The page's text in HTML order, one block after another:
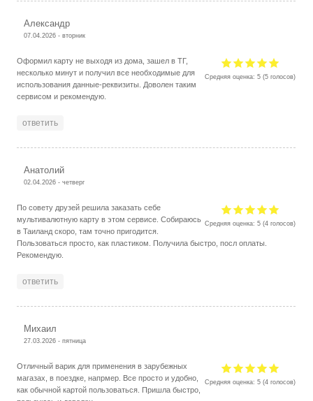
Александр
07.04.2026 - вторник
Средняя оценка:5 (5 голосов)
Оформил карту не выходя из дома, зашел в ТГ,
несколько минут и получил все необходимые для
использования данные-реквизиты. Доволен таким
сервисом и рекомендую.
ответить
Анатолий
02.04.2026 - четверг
Средняя оценка:5 (4 голосов)
По совету друзей решила заказать себе
мультивалютную карту в этом сервисе. Собираюсь
в Таиланд скоро, там точно пригодится.
Пользоваться просто, как пластиком. Получила быстро, посл оплаты.
Рекомендую.
ответить
Михаил
27.03.2026 - пятница
Средняя оценка:5 (4 голосов)
Отличный варик для применения в зарубежных
магазах, в поездке, напрмер. Все просто и удобно,
как обычной картой пользоваться. Пришла быстро,